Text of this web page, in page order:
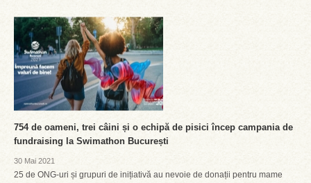
754 de oameni, trei câini și o echipă de pisici încep campania de
fundraising la Swimathon București
30 Mai 2021
25 de ONG-uri și grupuri de inițiativă au nevoie de donații pentru mame